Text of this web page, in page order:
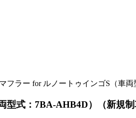
フラー for ルノートゥインゴS（車
式：7BA-AHB4D）（新規制